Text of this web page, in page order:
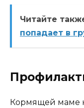
Читайте
попадает в
Кормящей маме